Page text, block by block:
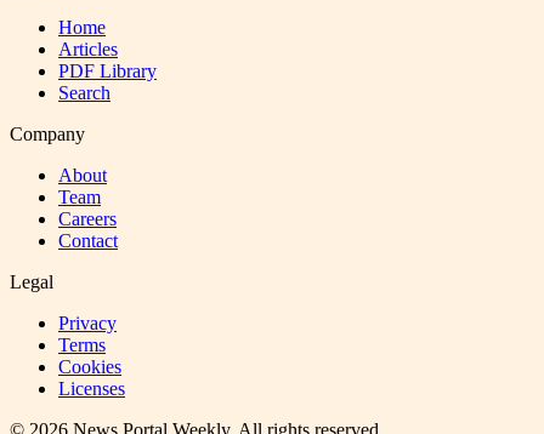
Home
Articles
PDF Library
Search
Company
About
Team
Careers
Contact
Legal
Privacy
Terms
Cookies
Licenses
© 2026 News Portal Weekly. All rights reserved.